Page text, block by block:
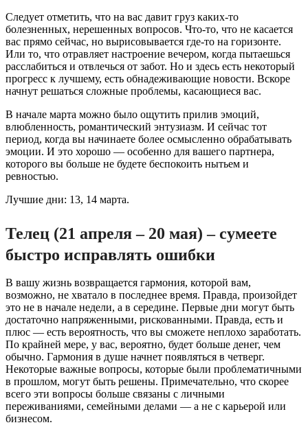
Следует отметить, что на вас давит груз каких-то
болезненных, нерешенных вопросов. Что-то, что не касается
вас прямо сейчас, но вырисовывается где-то на горизонте.
Или то, что отравляет настроение вечером, когда пытаешься
расслабиться и отвлечься от забот. Но и здесь есть некоторый
прогресс к лучшему, есть обнадеживающие новости. Вскоре
начнут решаться сложные проблемы, касающиеся вас.
В начале марта можно было ощутить прилив эмоций,
влюбленность, романтический энтузиазм. И сейчас тот
период, когда вы начинаете более осмысленно обрабатывать
эмоции. И это хорошо — особенно для вашего партнера,
которого вы больше не будете беспокоить нытьем и
ревностью.
Лучшие дни: 13, 14 марта.
Телец (21 апреля – 20 мая) – сумеете
быстро исправлять ошибки
В вашу жизнь возвращается гармония, которой вам,
возможно, не хватало в последнее время. Правда, произойдет
это не в начале недели, а в середине. Первые дни могут быть
достаточно напряженными, рискованными. Правда, есть и
плюс — есть вероятность, что вы сможете неплохо заработать.
По крайней мере, у вас, вероятно, будет больше денег, чем
обычно. Гармония в душе начнет появляться в четверг.
Некоторые важные вопросы, которые были проблематичными
в прошлом, могут быть решены. Примечательно, что скорее
всего эти вопросы больше связаны с личными
переживаниями, семейными делами — а не с карьерой или
бизнесом.